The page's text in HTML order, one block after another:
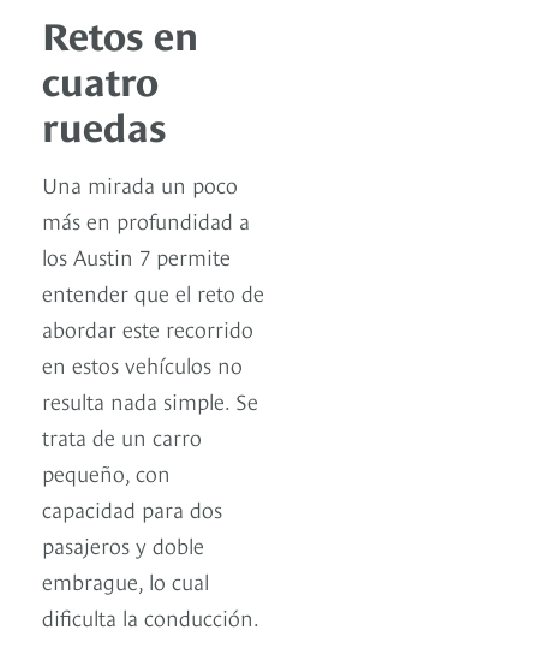
Retos en
cuatro
ruedas
Una mirada un poco
más en profundidad a
los Austin 7 permite
entender que el reto de
abordar este recorrido
en estos vehículos no
resulta nada simple. Se
trata de un carro
pequeño, con
capacidad para dos
pasajeros y doble
embrague, lo cual
dificulta la conducción.